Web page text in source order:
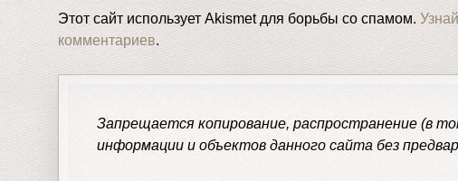
Этот сайт использует Akismet для борьбы со спамом.
комментариев.
Запрещается копирование, распространение (в
информации и объектов данного сайта без